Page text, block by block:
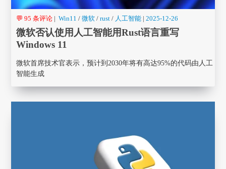
💬 95 条评论 | Win11 / 微软 / rust / 人工智能 |2025-12-26
微软否认使用人工智能用Rust语言重写
Windows 11
微软首席技术官表示，预计到2030年将有高达95%的代码由人工
智能生成